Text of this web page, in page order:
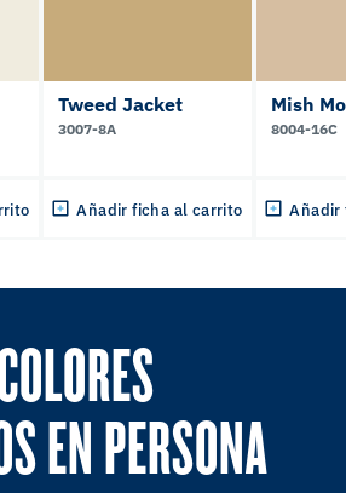
Tweed Jacket
3007-8A
Añadir ficha al carrito
Mish
8004-16C
Añadir
EN PERSONA